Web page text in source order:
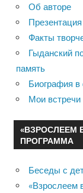
Об авторе
Факты
Гыданский
память
Биография
Мои
«ВЗРОСЛЕЕМ
ПРОГРАММА
Беседы с
«Взрослеем